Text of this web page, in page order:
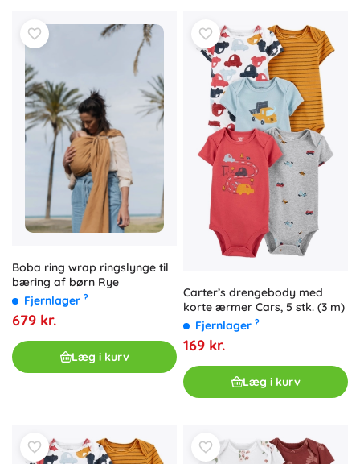
Boba ring wrap ringslynge til
bæring af børn Rye
Fjernlager ?
679 kr.
Læg i kurv
Carter’s drengebody med
korte ærmer Cars, 5 stk. (3 m)
Fjernlager ?
169 kr.
Læg i kurv